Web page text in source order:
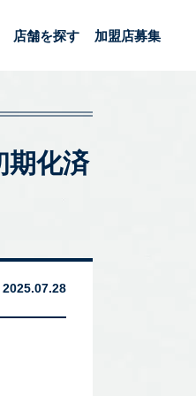
店舗を探す 加盟店募集
化済
2025.07.28